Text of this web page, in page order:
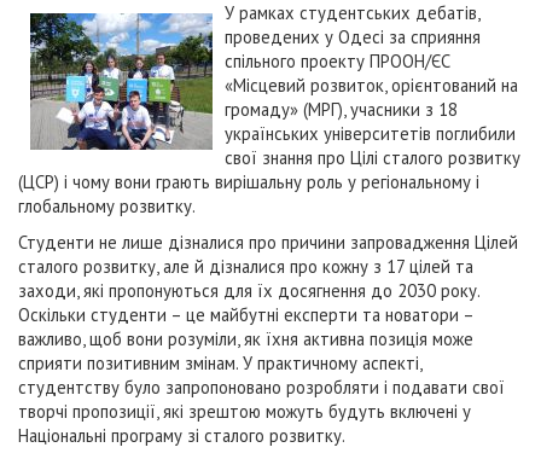
У рамках студентських дебатів,
проведених у Одесі за сприяння
спільного проекту ПРООН/ЄС
«Місцевий розвиток, орієнтований на
громаду» (МРГ), учасники з 18
українських університетів поглибили
свої знання про Цілі сталого розвитку
(ЦСР) і чому вони грають вирішальну роль у регіональному і
глобальному розвитку.
Студенти не лише дізналися про причини запровадження Цілей
сталого розвитку, але й дізналися про кожну з 17 цілей та
заходи, які пропонуються для їх досягнення до 2030 року.
Оскільки студенти – це майбутні експерти та новатори –
важливо, щоб вони розуміли, як їхня активна позиція може
сприяти позитивним змінам. У практичному аспекті,
студентству було запропоновано розробляти і подавати свої
творчі пропозиції, які зрештою можуть будуть включені у
Національні програму зі сталого розвитку.